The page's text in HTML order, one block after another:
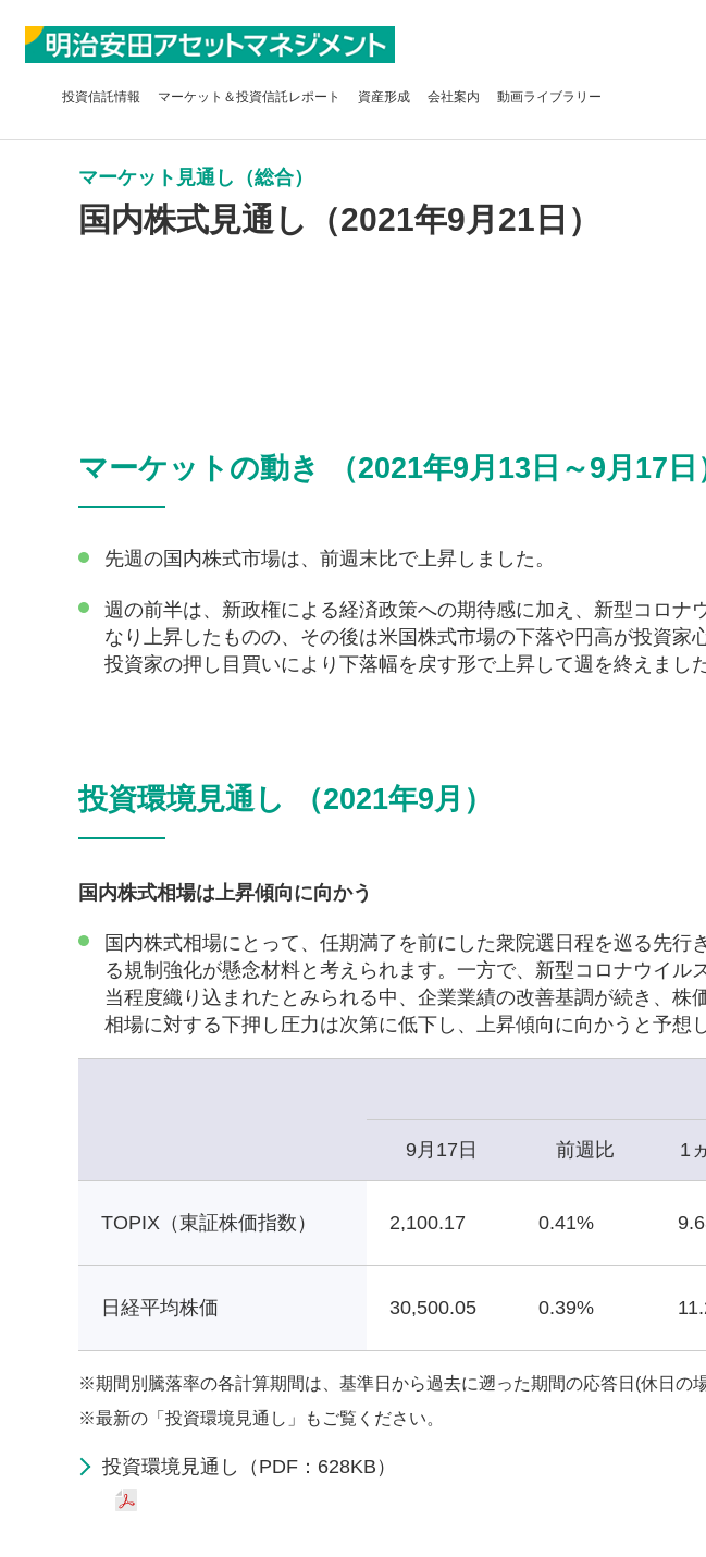
投資信託情報 マーケット＆投資信託レポート 資産形成 会社案内 動画ライブラリー
マーケット見通し（総合）
国内株式見通し（2021年9月21日）
マーケットの動き （2021年9月13日～9月17日
先週の国内株式市場は、前週末比で上昇しました。
週の前半は、新政権による経済政策への期待感に加え、新型コロナ
なり上昇したものの、その後は米国株式市場の下落や円高が投資家
投資家の押し目買いにより下落幅を戻す形で上昇して週を終えました
投資環境見通し （2021年9月）
国内株式相場は上昇傾向に向かう
国内株式相場にとって、任期満了を前にした衆院選日程を巡る先行
る規制強化が懸念材料と考えられます。一方で、新型コロナウイル
当程度織り込まれたとみられる中、企業業績の改善基調が続き、株
相場に対する下押し圧力は次第に低下し、上昇傾向に向かうと予想
9月17日 前週比 1
TOPIX（東証株価指数） 2,100.17 0.41%
日経平均株価 30,500.05 0.39%
※期間別騰落率の各計算期間は、基準日から過去に遡った期間の応答日(休日の
※最新の「投資環境見通し」もご覧ください。
投資環境見通し（PDF：628KB）